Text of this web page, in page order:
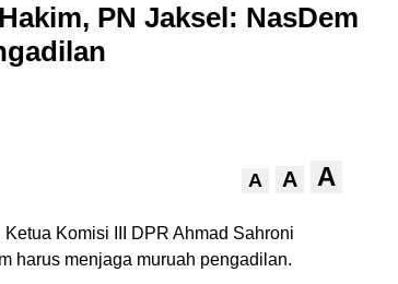
PN Jaksel: NasDem
A A A
Ketua Komisi III DPR Ahmad Sahroni
harus menjaga muruah pengadilan.